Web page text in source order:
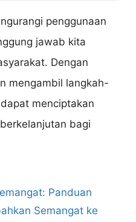
penggunaan
jawab kita
Dengan
mengambil langkah-
menciptakan
bagi
Panduan
Semangat ke